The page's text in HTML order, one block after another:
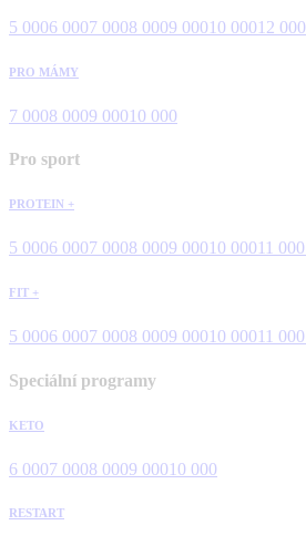
5 0006 0007 0008 0009 00010 00012 000
PRO MÁMY
7 0008 0009 00010 000
Pro sport
PROTEIN +
5 0006 0007 0008 0009 00010 00011 000
FIT +
5 0006 0007 0008 0009 00010 00011 000
Speciální programy
KETO
6 0007 0008 0009 00010 000
RESTART